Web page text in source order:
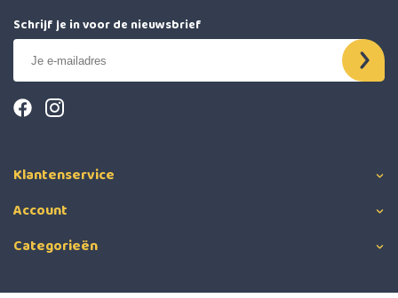
Schrijf je in voor de nieuwsbrief
Klantenservice
Account
Categorieën